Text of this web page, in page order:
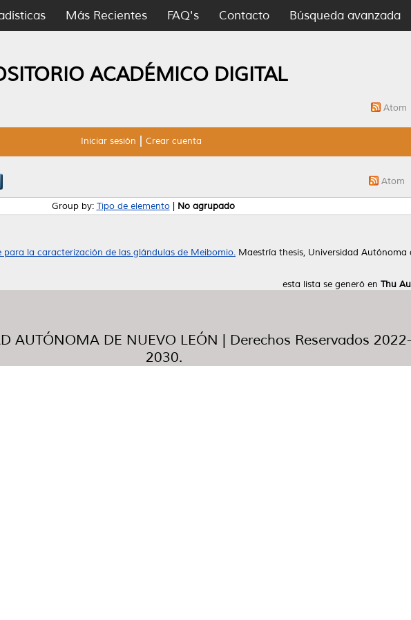
Más Recientes FAQ's Contacto Búsqueda avanzada
ACADÉMICO DIGITAL
Atom
Iniciar sesión Crear cuenta
Atom
Group by: Tipo de elemento| No agrupado
para la caracterización de las glándulas de Meibomio. Maestría thesis, Universidad Autónoma
esta lista se generó en Thu
AUTÓNOMA DE NUEVO LEÓN | Derechos Reservados 2022-
2030.